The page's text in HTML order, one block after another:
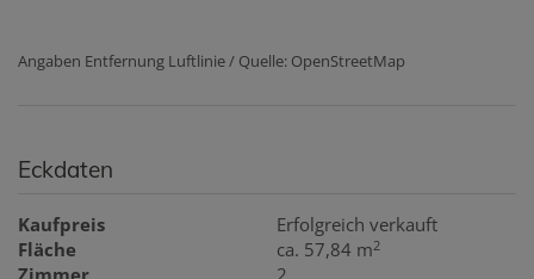
Angaben Entfernung Luftlinie / Quelle: OpenStreetMap
Eckdaten
Kaufpreis
Erfolgreich verkauft
Fläche
ca. 57,84 m2